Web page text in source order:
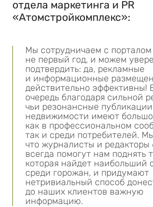
отдела маркетинга и PR
«Атомстройкомплекс»:
Мы сотрудничаем с
не первый год, и можем
подтвердить: да, рекламные
и информационные
действительно эффективны!
очередь благодаря сильной
чьи резонансные
недвижимости имеют
как в профессиональном
так и среди потребителей.
что журналисты и редакторы
всегда помогут нам поднять
которая найдет наибольший
среди горожан, и придумают
нетривиальный способ
до наших клиентов важную
информацию.